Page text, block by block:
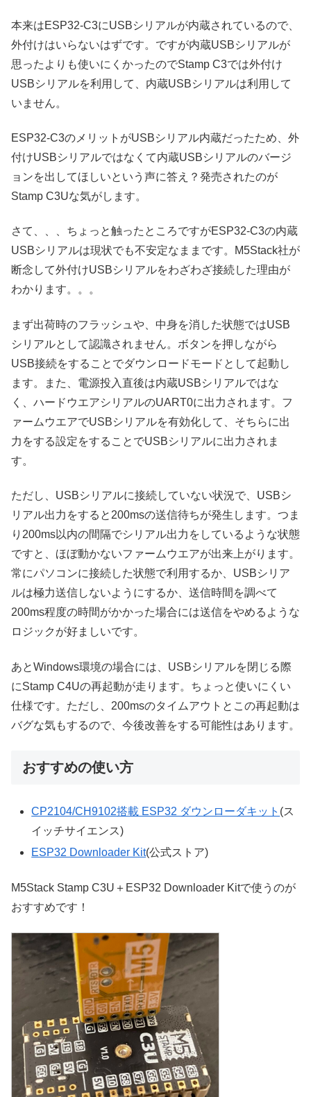
本来はESP32-C3にUSBシリアルが内蔵されているので、
外付けはいらないはずです。ですが内蔵USBシリアルが
思ったよりも使いにくかったのでStamp C3では外付け
USBシリアルを利用して、内蔵USBシリアルは利用して
いません。
ESP32-C3のメリットがUSBシリアル内蔵だったため、外
付けUSBシリアルではなくて内蔵USBシリアルのバージ
ョンを出してほしいという声に答え？発売されたのが
Stamp C3Uな気がします。
さて、、、ちょっと触ったところですがESP32-C3の内蔵
USBシリアルは現状でも不安定なままです。M5Stack社が
断念して外付けUSBシリアルをわざわざ接続した理由が
わかります。。。
まず出荷時のフラッシュや、中身を消した状態ではUSB
シリアルとして認識されません。ボタンを押しながら
USB接続をすることでダウンロードモードとして起動し
ます。また、電源投入直後は内蔵USBシリアルではな
く、ハードウエアシリアルのUART0に出力されます。フ
ァームウエアでUSBシリアルを有効化して、そちらに出
力をする設定をすることでUSBシリアルに出力されま
す。
ただし、USBシリアルに接続していない状況で、USBシ
リアル出力をすると200msの送信待ちが発生します。つま
り200ms以内の間隔でシリアル出力をしているような状態
ですと、ほぼ動かないファームウエアが出来上がります。
常にパソコンに接続した状態で利用するか、USBシリア
ルは極力送信しないようにするか、送信時間を調べて
200ms程度の時間がかかった場合には送信をやめるような
ロジックが好ましいです。
あとWindows環境の場合には、USBシリアルを閉じる際
にStamp C4Uの再起動が走ります。ちょっと使いにくい
仕様です。ただし、200msのタイムアウトとこの再起動は
バグな気もするので、今後改善をする可能性はあります。
おすすめの使い方
CP2104/CH9102搭載 ESP32 ダウンローダキット (ス
イッチサイエンス)
ESP32 Downloader Kit(公式ストア)
M5Stack Stamp C3U＋ESP32 Downloader Kitで使うのが
おすすめです！